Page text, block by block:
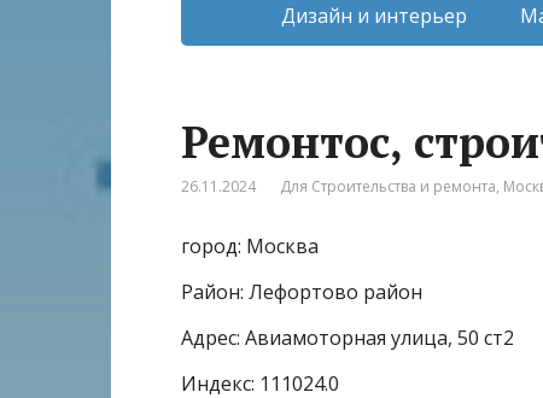
Дизайн и интерьер
Ремонтос,
26.11.2024 Для Строительства и ремонта,
город: Москва
Район: Лефортово район
Адрес: Авиамоторная улица, 50 ст2
Индекс: 111024.0